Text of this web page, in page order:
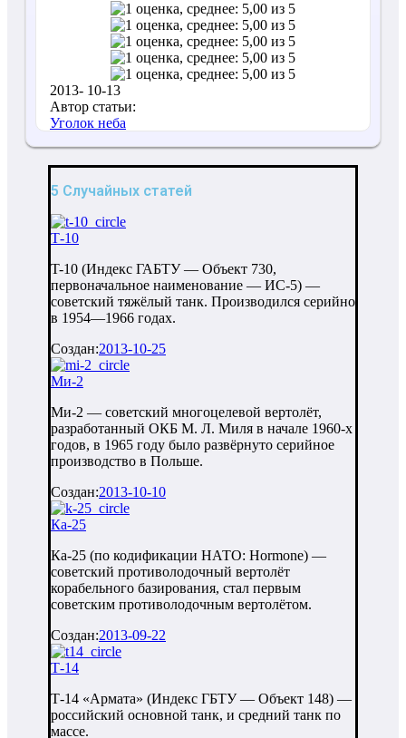
2013- 10-13
Автор статьи:
Уголок неба
5 Случайных статей
Т-10
T-10 (Индекс ГАБТУ — Объект 730,
первоначальное наименование — ИС-5) —
советский тяжёлый танк. Производился серийно
в 1954—1966 годах.
Создан:2013-10-25
Ми-2
Ми-2 — советский многоцелевой вертолёт,
разработанный ОКБ М. Л. Миля в начале 1960-х
годов, в 1965 году было развёрнуто серийное
производство в Польше.
Создан:2013-10-10
Ка-25
Ка-25 (по кодификации НАТО: Hormone) —
советский противолодочный вертолёт
корабельного базирования, стал первым
советским противолодочным вертолётом.
Создан:2013-09-22
Т-14
Т-14 «Армата» (Индекс ГБТУ — Объект 148) —
российский основной танк, и средний танк по
массе.